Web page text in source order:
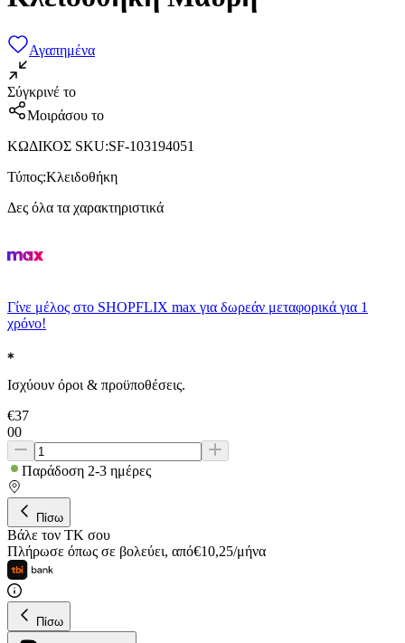
Αγαπημένα
Σύγκρινέ το
Μοιράσου το
ΚΩΔΙΚΟΣ SKU:SF-103194051
Τύπος:Κλειδοθήκη
Δες όλα τα χαρακτηριστικά
Γίνε μέλος στο SHOPFLIX max για δωρεάν μεταφορικά για 1
χρόνο!
Ισχύουν όροι & προϋποθέσεις.
€37
00
Παράδοση 2-3 ημέρες
Πίσω
Βάλε τον ΤΚ σου
Πλήρωσε όπως σε βολεύει, από€10,25/μήνα
Πίσω